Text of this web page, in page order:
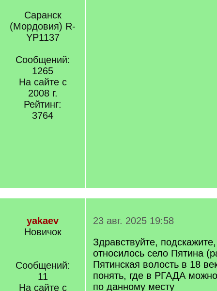
Саранск
(Мордовия) R-
YP1137
Сообщений:
1265
На сайте с
2008 г.
Рейтинг:
3764
yakaev
Новичок
Сообщений:
11
На сайте с
23 авг. 2025 19:58
Здравствуйте,
относилось село Пятина
Пятинская волость в 18
понять, где в РГАДА
по данному месту